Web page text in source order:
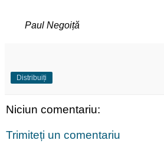
Paul Negoiță
Distribuiți
Niciun comentariu:
Trimiteți un comentariu